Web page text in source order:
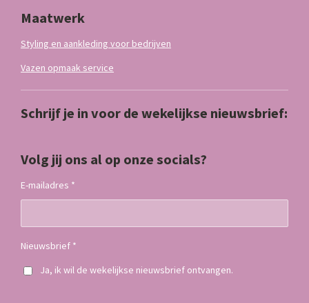
Maatwerk
Styling en aankleding voor bedrijven
Vazen opmaak service
Schrijf je in voor de wekelijkse nieuwsbrief:
Volg jij ons al op onze socials?
E-mailadres *
Nieuwsbrief *
Ja, ik wil de wekelijkse nieuwsbrief ontvangen.